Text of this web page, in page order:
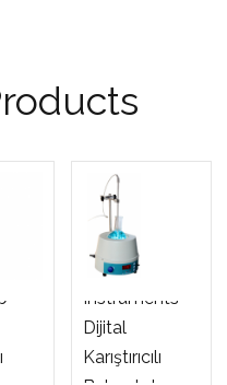
Weightlab
Instruments
Dijital
Karıştırıcılı